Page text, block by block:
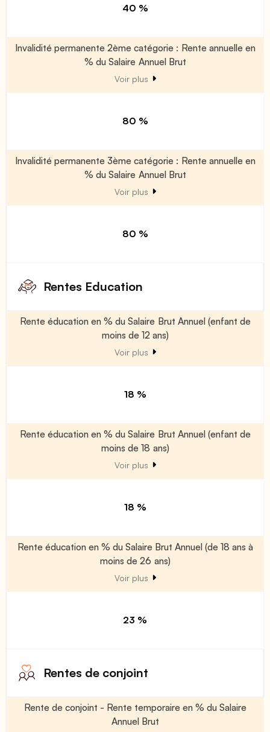
40 %
Invalidité permanente 2ème catégorie : Rente annuelle en
% du Salaire Annuel Brut
Voir plus
80 %
Invalidité permanente 3ème catégorie : Rente annuelle en
% du Salaire Annuel Brut
Voir plus
80 %
Rentes Education
Rente éducation en % du Salaire Brut Annuel (enfant de
moins de 12 ans)
Voir plus
18 %
Rente éducation en % du Salaire Brut Annuel (enfant de
moins de 18 ans)
Voir plus
18 %
Rente éducation en % du Salaire Brut Annuel (de 18 ans à
moins de 26 ans)
Voir plus
23 %
Rentes de conjoint
Rente de conjoint - Rente temporaire en % du Salaire
Annuel Brut